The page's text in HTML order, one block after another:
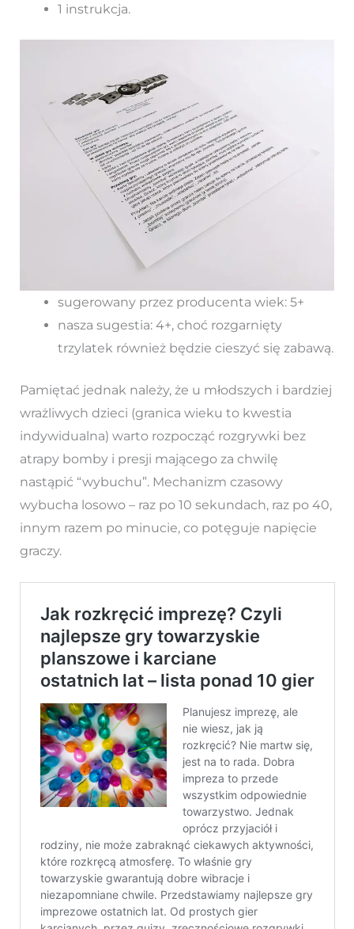
1 instrukcja.
sugerowany przez producenta wiek: 5+
nasza sugestia: 4+, choć rozgarnięty
trzylatek również będzie cieszyć się zabawą.
Pamiętać jednak należy, że u młodszych i bardziej
wrażliwych dzieci (granica wieku to kwestia
indywidualna) warto rozpocząć rozgrywki bez
atrapy bomby i presji mającego za chwilę
nastąpić “wybuchu”. Mechanizm czasowy
wybucha losowo – raz po 10 sekundach, raz po 40,
innym razem po minucie, co potęguje napięcie
graczy.